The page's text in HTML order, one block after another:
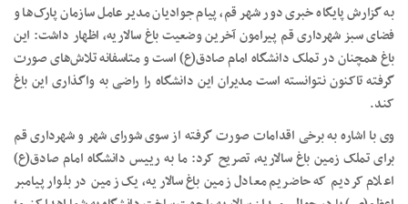
به گزارش پایگاه خبری دور شهر قم، پیام جوادیان مدیر عامل سازمان پارک‌ها و
فضای سبز شهرداری قم پیرامون آخرین وضعیت باغ سالاریه، اظهار داشت: این
باغ همچنان در تملک دانشگاه امام صادق(ع) است و متاسفانه تلاش‌های صورت
گرفته تاکنون نتوانسته است مدیران این دانشگاه را راضی به واگذاری این باغ
کند.
وی با اشاره به برخی اقدامات صورت گرفته از سوی شورای شهر و شهرداری قم
برای تملک زمین باغ سالاریه، تصریح کرد: ما به رییس دانشگاه امام صادق(ع)
اعلام کردیم که حاضریم معادل زمین باغ سالاریه، یک زمین در بلوار پیامبر